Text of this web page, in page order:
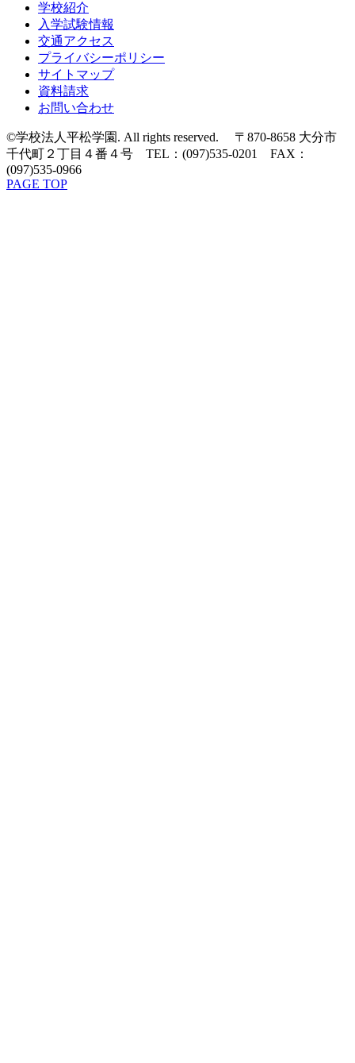
学校紹介
入学試験情報
交通アクセス
プライバシーポリシー
サイトマップ
資料請求
お問い合わせ
©学校法人平松学園. All rights reserved. 〒870-8658 大分市
千代町２丁目４番４号 TEL：(097)535-0201 FAX：
(097)535-0966
PAGE TOP